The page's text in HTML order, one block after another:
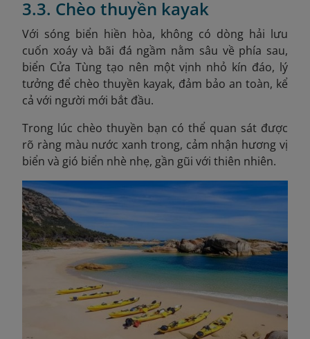
3.3. Chèo thuyền kayak
Với sóng biển hiền hòa, không có dòng hải lưu
cuốn xoáy và bãi đá ngầm nằm sâu về phía sau,
biển Cửa Tùng tạo nên một vịnh nhỏ kín đáo, lý
tưởng để chèo thuyền kayak, đảm bảo an toàn, kể
cả với người mới bắt đầu.
Trong lúc chèo thuyền bạn có thể quan sát được
rõ ràng màu nước xanh trong, cảm nhận hương vị
biển và gió biển nhè nhẹ, gần gũi với thiên nhiên.